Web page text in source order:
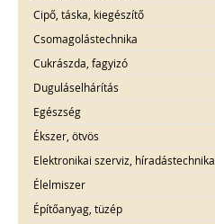
Cipő, táska, kiegészítő
Csomagolástechnika
Cukrászda, fagyizó
Duguláselhárítás
Egészség
Ékszer, ötvös
Elektronikai szerviz, híradástechnika
Élelmiszer
Építőanyag, tüzép